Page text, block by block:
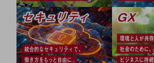
NTTドコモビジネスグループのサステナビリティ
サステナビリティ基本方針
サステナビリティレポート